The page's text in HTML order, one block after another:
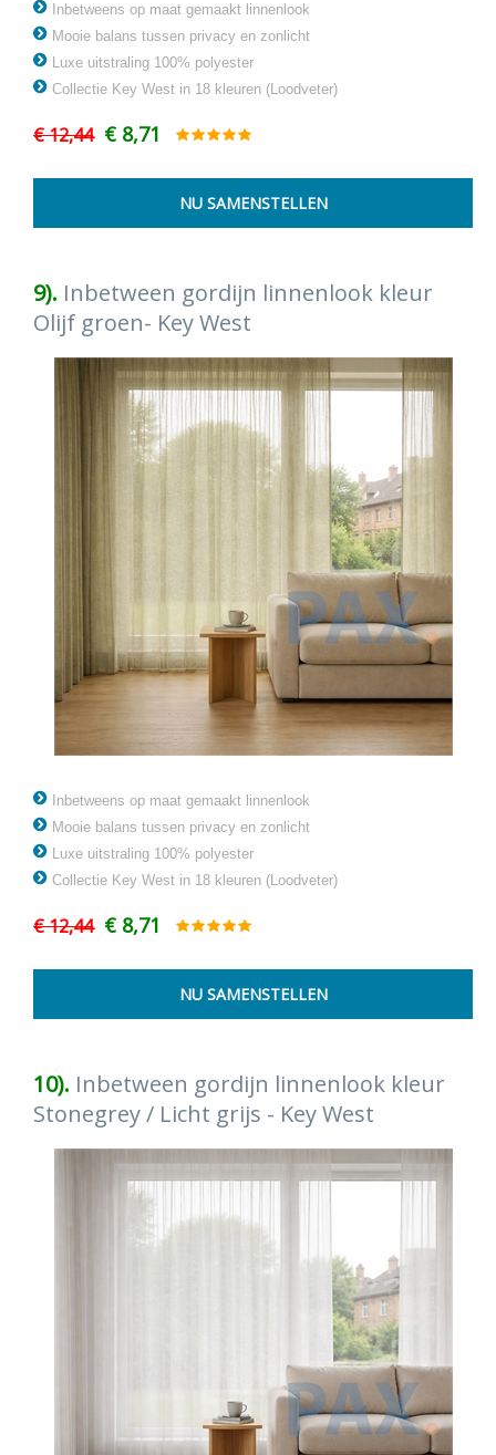
Inbetweens op maat gemaakt linnenlook
Mooie balans tussen privacy en zonlicht
Luxe uitstraling 100% polyester
Collectie Key West in 18 kleuren (Loodveter)
€ 12,44 € 8,71
9). Inbetween gordijn linnenlook kleur
Olijf groen- Key West
Inbetweens op maat gemaakt linnenlook
Mooie balans tussen privacy en zonlicht
Luxe uitstraling 100% polyester
Collectie Key West in 18 kleuren (Loodveter)
€ 12,44 € 8,71
10). Inbetween gordijn linnenlook kleur
Stonegrey / Licht grijs - Key West